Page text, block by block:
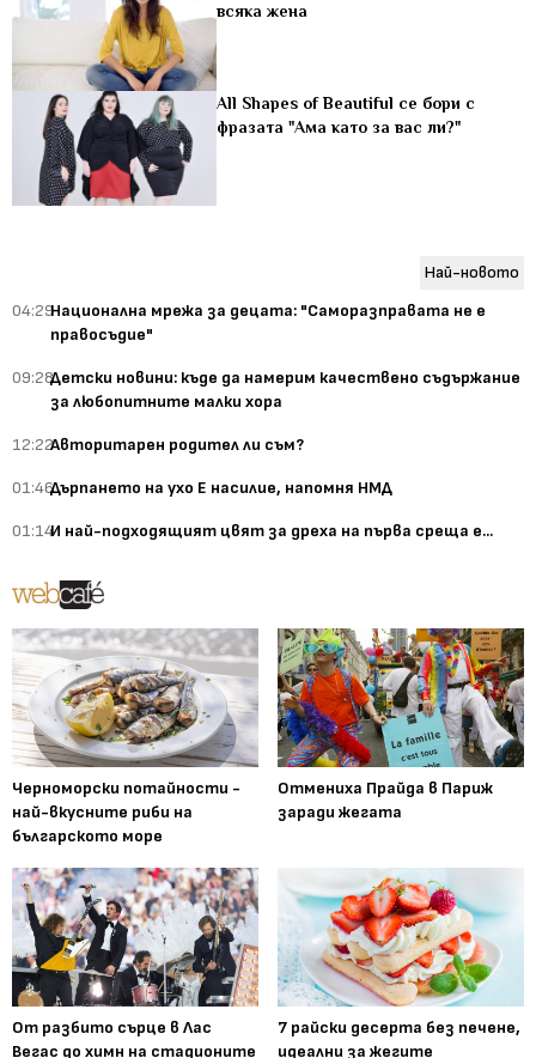
всяка жена
All Shapes of Beautiful се бори с
фразата "Ама като за вас ли?"
Най-новото
04:29Национална мрежа за децата: "Саморазправата не е
правосъдие"
09:28Детски новини: къде да намерим качествено съдържание
за любопитните малки хора
12:22Авторитарен родител ли съм?
01:46Дърпането на ухо Е насилие, напомня НМД
01:14И най-подходящият цвят за дреха на първа среща е...
Черноморски потайности -
най-вкусните риби на
българското море
Отмениха Прайда в Париж
заради жегата
От разбито сърце в Лас
Вегас до химн на стадионите
7 райски десерта без печене,
идеални за жегите